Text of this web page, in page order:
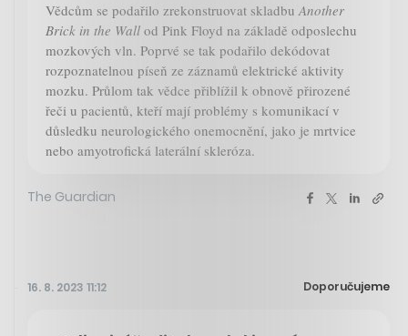
Vědcům se podařilo zrekonstruovat skladbuAnother
Brick in the Wall od Pink Floyd na základě odposlechu
mozkových vln. Poprvé se tak podařilo dekódovat
rozpoznatelnou píseň ze záznamů elektrické aktivity
mozku. Průlom tak vědce přiblížil k obnově přirozené
řeči u pacientů, kteří mají problémy s komunikací v
důsledku neurologického onemocnění, jako je mrtvice
nebo amyotrofická laterální skleróza.
The Guardian
16. 8. 2023 11:12 Doporučujeme